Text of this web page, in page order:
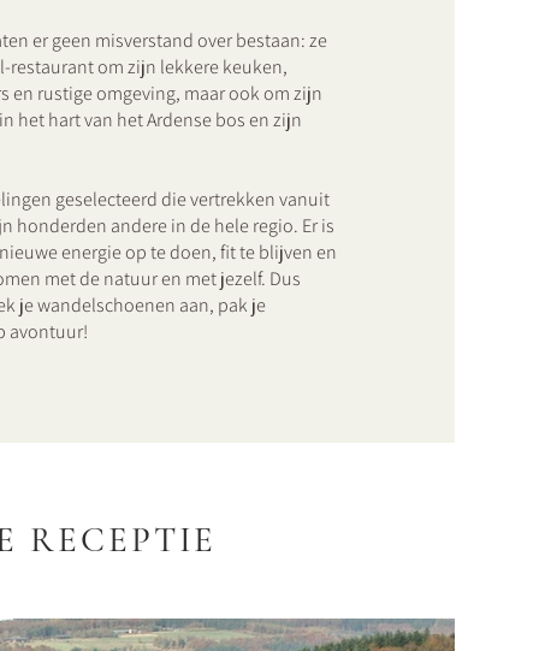
er geen misverstand over bestaan: ze
restaurant om zijn lekkere keuken,
en rustige omgeving, maar ook om zijn
het hart van het Ardense bos en zijn
geselecteerd die vertrekken vanuit
honderden andere in de hele regio. Er is
energie op te doen, fit te blijven en
met de natuur en met jezelf. Dus
je wandelschoenen aan, pak je
avontuur!
RECEPTIE